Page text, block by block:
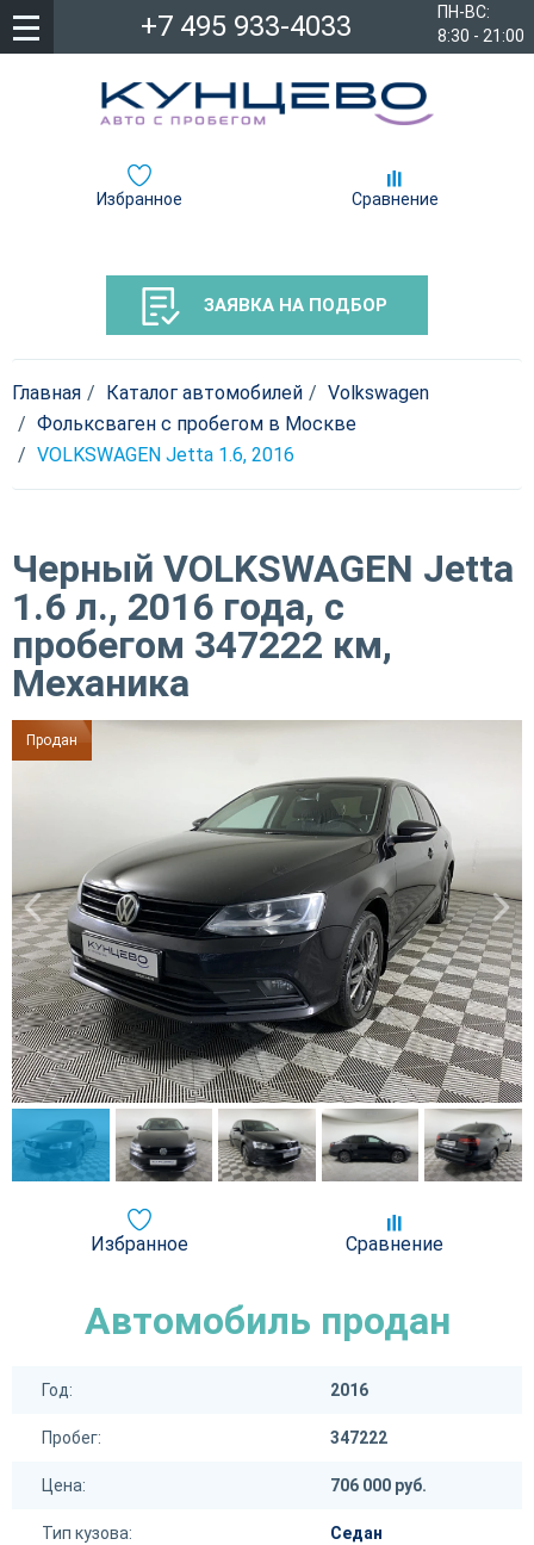
ПН-ВС:
8:30 - 21:00
+7 495 933-4033
Избранное Сравнение
ЗАЯВКА НА ПОДБОР
Главная Каталог автомобилей
Volkswagen
Фольксваген с пробегом в Москве
VOLKSWAGEN Jetta 1.6, 2016
Черный VOLKSWAGEN Jetta
1.6 л., 2016 года, с
пробегом 347222 км,
Механика
Продан
Избранное Сравнение
Автомобиль продан
Год: 2016
Пробег: 347222
Цена: 706 000 руб.
Тип кузова: Седан